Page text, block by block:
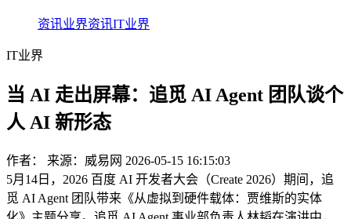
资讯业界资讯IT业界
IT业界
当 AI 走出屏幕：追觅 AI Agent 团队谈个
人 AI 新形态
作者： 来源：威易网 2026-05-15 16:15:03
5月14日，2026 百度 AI 开发者大会（Create 2026）期间，追
觅 AI Agent 团队带来《从虚拟到硬件载体：贾维斯的实体